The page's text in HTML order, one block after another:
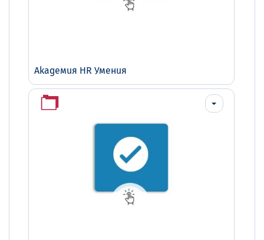
Академия HR Умения